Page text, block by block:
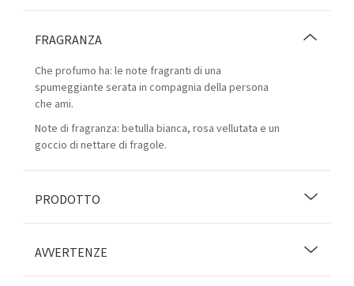
FRAGRANZA
Che profumo ha: le note fragranti di una
spumeggiante serata in compagnia della persona
che ami.
Note di fragranza: betulla bianca, rosa vellutata e un
goccio di nettare di fragole.
PRODOTTO
AVVERTENZE